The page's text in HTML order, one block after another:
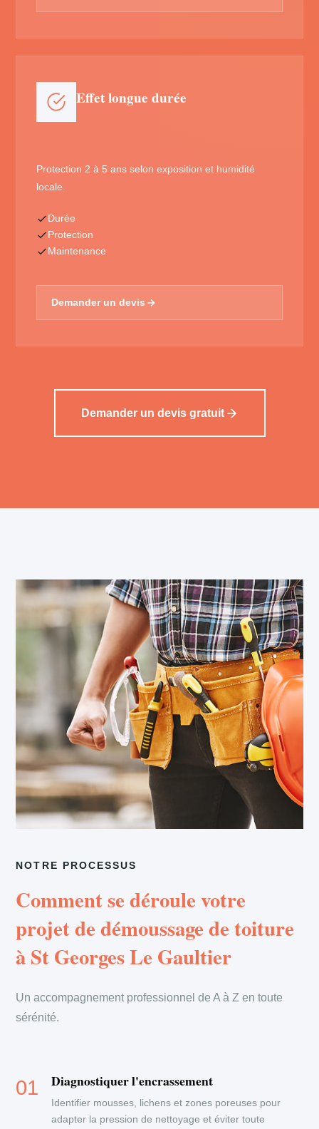
Effet longue durée
Protection 2 à 5 ans selon exposition et humidité
locale.
Durée
Protection
Maintenance
Demander un devis
Demander un devis gratuit
NOTRE PROCESSUS
Comment se déroule votre
projet de démoussage de toiture
à St Georges Le Gaultier
Un accompagnement professionnel de A à Z en toute
sérénité.
Diagnostiquer l'encrassement
Identifier mousses, lichens et zones poreuses pour
adapter la pression de nettoyage et éviter toute